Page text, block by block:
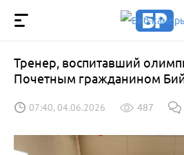
Тренер, воспитавший
Почетным гражданином
07:40, 04.06.2026 487